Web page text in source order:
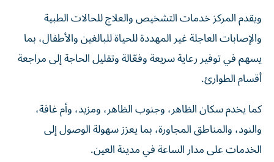
ويقدم المركز خدمات التشخيص والعلاج للحالات الطبية
والإصابات العاجلة غير المهددة للحياة للبالغين والأطفال، بما
يسهم في توفير رعاية سريعة وفعّالة وتقليل الحاجة إلى مراجعة
أقسام الطوارئ.
كما يخدم سكان الظاهر، وجنوب الظاهر، ومزيد، وأم غافة،
والنود، والمناطق المجاورة، بما يعزز سهولة الوصول إلى
الخدمات على مدار الساعة في مدينة العين.